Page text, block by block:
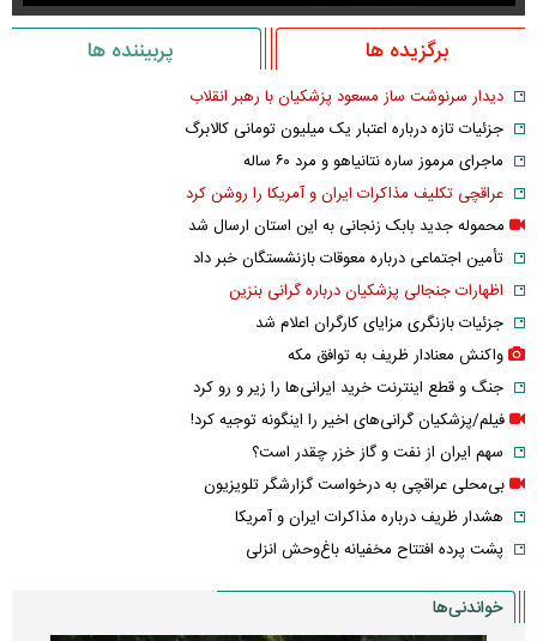
برگزیده ها پربیننده ها
دیدار سرنوشت ساز مسعود پزشکیان با رهبر انقلاب
جزئیات تازه درباره اعتبار یک میلیون تومانی کالابرگ
ماجرای مرموز ساره نتانیاهو و مرد ۶۰ ساله
عراقچی تکلیف مذاکرات ایران و آمریکا را روشن کرد
محموله جدید بابک زنجانی به این استان ارسال شد
تأمین اجتماعی درباره معوقات بازنشستگان خبر داد
اظهارات جنجالی پزشکیان درباره گرانی بنزین
جزئیات بازنگری مزایای کارگران اعلام شد
واکنش معنادار ظریف به توافق مکه
جنگ و قطع اینترنت خرید ایرانی‌ها را زیر و رو کرد
فیلم/پزشکیان گرانی‌های اخیر را اینگونه توجیه کرد!
سهم ایران از نفت و گاز خزر چقدر است؟
بی‌محلی عراقچی به درخواست گزارشگر تلویزیون
هشدار ظریف درباره مذاکرات ایران و آمریکا
پشت پرده افتتاح مخفیانه باغ‌وحش انزلی
خواندنی‌ها